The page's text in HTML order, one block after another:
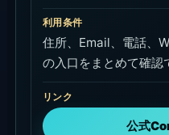
利用条件
住所、Email、電話、
の入口をまとめて確認
リンク
公式